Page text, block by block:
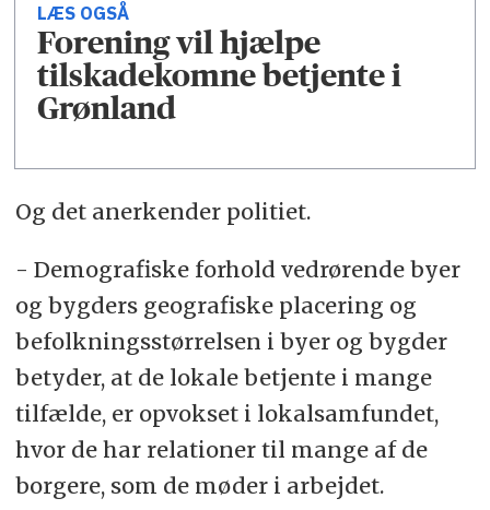
LÆS OGSÅ
Forening vil hjælpe
tilskadekomne betjente i
Grønland
Og det anerkender politiet.
- Demografiske forhold vedrørende byer
og bygders geografiske placering og
befolkningsstørrelsen i byer og bygder
betyder, at de lokale betjente i mange
tilfælde, er opvokset i lokalsamfundet,
hvor de har relationer til mange af de
borgere, som de møder i arbejdet.